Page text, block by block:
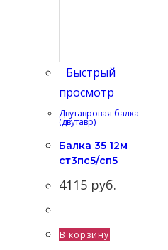
Быстрый
просмотр
Двутавровая балка
(двутавр)
Балка 35 12м
ст3пс5/сп5
4115 руб.
В корзину